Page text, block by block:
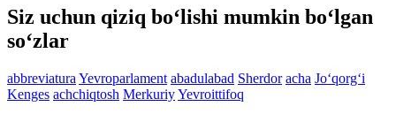
Siz uchun qiziq bo‘lishi mumkin bo‘lgan
so‘zlar
abbreviatura Yevroparlament abadulabad Sherdor acha Jo‘qorg‘i
Kenges achchiqtosh MerkuriyYevroittifoq